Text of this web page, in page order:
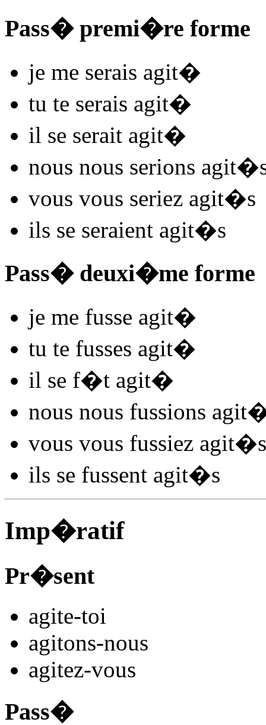
Pass� premi�re forme
je me serais agit�
tu te serais agit�
il se serait agit�
nous nous serions agit
vous vous seriez agit�s
ils se seraient agit�s
Pass� deuxi�me forme
je me fusse agit�
tu te fusses agit�
il se f�t agit�
nous nous fussions agit
vous vous fussiez agit�s
ils se fussent agit�s
Imp�ratif
Pr�sent
agite-toi
agitons-nous
agitez-vous
Pass�